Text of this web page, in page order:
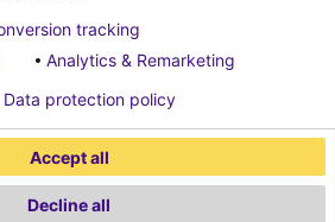
Politique de gestion des
Crédits
des
2026 ECONOCOM
tracking
Analytics & Remarketing
Accept all
Decline all
Data protection policy